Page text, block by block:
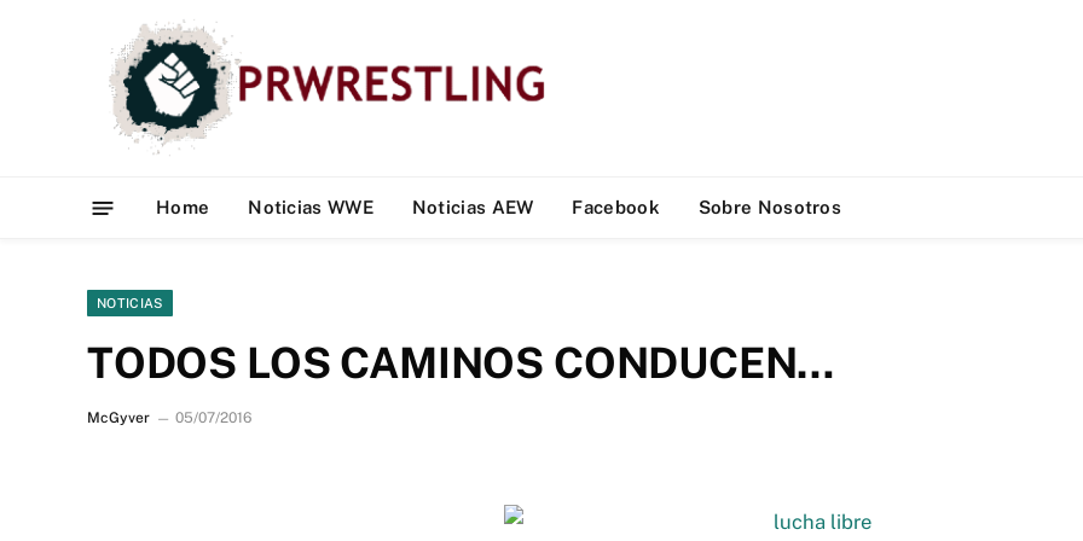
Home Noticias WWE Noticias AEW Facebook Sobre Nosotros
NOTICIAS
TODOS LOS CAMINOS CONDUCEN…
McGyver 05/07/2016